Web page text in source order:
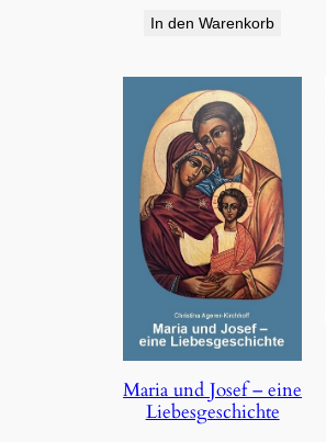
In den Warenkorb
Maria und Josef – eine
Liebesgeschichte